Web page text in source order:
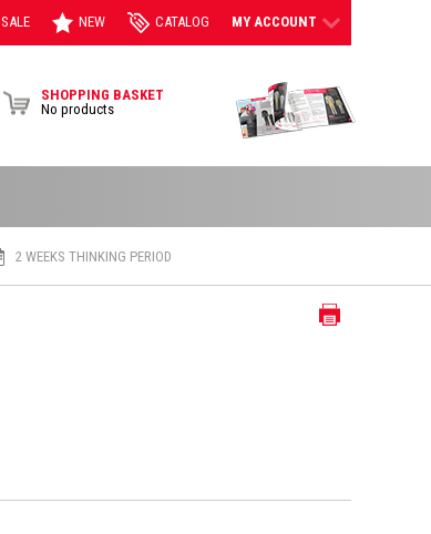
SALE NEW CATALOG MY ACCOUNT
SHOPPING BASKET
No products
2 WEEKS THINKING PERIOD